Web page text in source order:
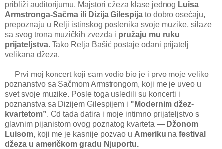
približi auditorijumu. Majstori džeza klase jednog Luisa
Armstronga-Sačma ili Dizija Gilespija to dobro osećaju,
prepoznaju u Relji istinskog poslenika svoje muzike, silaze
sa svog trona muzičkih zvezda i pružaju mu ruku
prijateljstva. Tako Relja Bašić postaje odani prijatelj
velikana džeza.
— Prvi moj koncert koji sam vodio bio je i prvo moje veliko
poznanstvo sa Sačmom Armstrongom, koji me je uveo u
svet svoje muzike. Posle toga usledili su koncerti i
poznanstva sa Dizijem Gilespijem i "Modernim džez-
kvartetom”. Od tada datira i moje intimno prijateljstvo s
glavnim pijanistom ovog poznatog kvarteta — Džonom
Luisom, koji me je kasnije pozvao u Ameriku na festival
džeza u američkom gradu Njuportu.